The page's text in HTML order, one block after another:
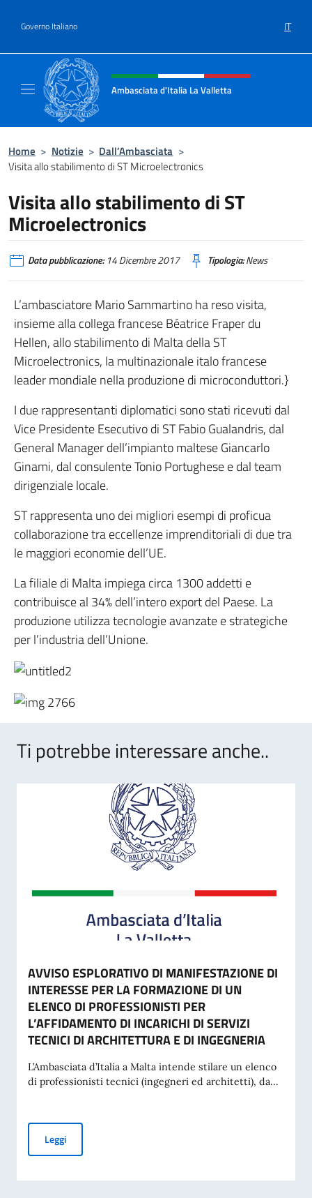
Governo Italiano IT
Intestazione sito, social e menù
Ambasciata d'Italia La Valletta
Home > Notizie > Dall’Ambasciata >
Visita allo stabilimento di ST Microelectronics
Visita allo stabilimento di ST
Microelectronics
Data pubblicazione:14 Dicembre 2017 Tipologia:News
L’ambasciatore Mario Sammartino ha reso visita,
insieme alla collega francese Béatrice Fraper du
Hellen, allo stabilimento di Malta della ST
Microelectronics, la multinazionale italo francese
leader mondiale nella produzione di microconduttori.}
I due rappresentanti diplomatici sono stati ricevuti dal
Vice Presidente Esecutivo di ST Fabio Gualandris, dal
General Manager dell’impianto maltese Giancarlo
Ginami, dal consulente Tonio Portughese e dal team
dirigenziale locale.
ST rappresenta uno dei migliori esempi di proficua
collaborazione tra eccellenze imprenditoriali di due tra
le maggiori economie dell’UE.
La filiale di Malta impiega circa 1300 addetti e
contribuisce al 34% dell’intero export del Paese. La
produzione utilizza tecnologie avanzate e strategiche
per l’industria dell’Unione.
Ti potrebbe interessare anche..
AVVISO ESPLORATIVO DI MANIFESTAZIONE DI
INTERESSE PER LA FORMAZIONE DI UN
ELENCO DI PROFESSIONISTI PER
L’AFFIDAMENTO DI INCARICHI DI SERVIZI
TECNICI DI ARCHITETTURA E DI INGEGNERIA
L’Ambasciata d’Italia a Malta intende stilare un elenco
di professionisti tecnici (ingegneri ed architetti), da...
LeggiAVVISO ESPLORATIVO DI MANIFESTAZIONE DI